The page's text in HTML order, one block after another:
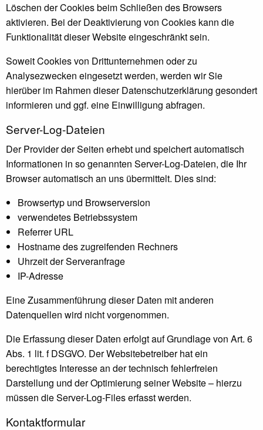
Löschen der Cookies beim Schließen des Browsers
aktivieren. Bei der Deaktivierung von Cookies kann die
Funktionalität dieser Website eingeschränkt sein.
Soweit Cookies von Drittunternehmen oder zu
Analysezwecken eingesetzt werden, werden wir Sie
hierüber im Rahmen dieser Datenschutzerklärung gesondert
informieren und ggf. eine Einwilligung abfragen.
Server-Log-Dateien
Der Provider der Seiten erhebt und speichert automatisch
Informationen in so genannten Server-Log-Dateien, die Ihr
Browser automatisch an uns übermittelt. Dies sind:
Browsertyp und Browserversion
verwendetes Betriebssystem
Referrer URL
Hostname des zugreifenden Rechners
Uhrzeit der Serveranfrage
IP-Adresse
Eine Zusammenführung dieser Daten mit anderen
Datenquellen wird nicht vorgenommen.
Die Erfassung dieser Daten erfolgt auf Grundlage von Art. 6
Abs. 1 lit. f DSGVO. Der Websitebetreiber hat ein
berechtigtes Interesse an der technisch fehlerfreien
Darstellung und der Optimierung seiner Website – hierzu
müssen die Server-Log-Files erfasst werden.
Kontaktformular